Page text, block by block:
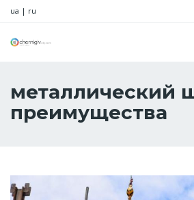
ua | ru
металлический
преимущества